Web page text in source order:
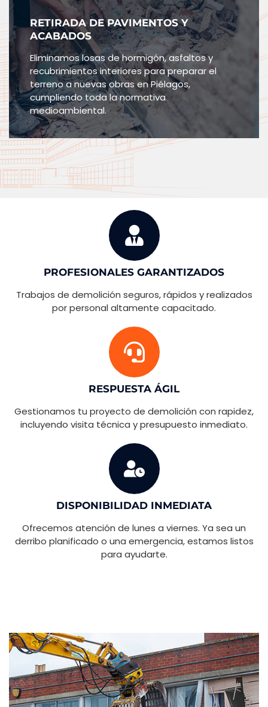
RETIRADA DE PAVIMENTOS Y
ACABADOS
Eliminamos losas de hormigón, asfaltos y
recubrimientos interiores para preparar el
terreno a nuevas obras en Piélagos,
cumpliendo toda la normativa
medioambiental.
PROFESIONALES GARANTIZADOS
Trabajos de demolición seguros, rápidos y realizados
por personal altamente capacitado.
RESPUESTA ÁGIL
Gestionamos tu proyecto de demolición con rapidez,
incluyendo visita técnica y presupuesto inmediato.
DISPONIBILIDAD INMEDIATA
Ofrecemos atención de lunes a viernes. Ya sea un
derribo planificado o una emergencia, estamos listos
para ayudarte.